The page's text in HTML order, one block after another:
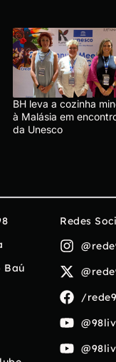
BH leva a cozinha
à Malásia em
da Unesco
Baú
Redes
/